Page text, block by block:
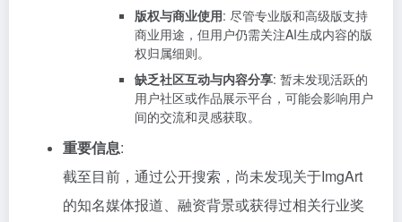
版权与商业使用: 尽管专业版和高级版支持
商业用途，但用户仍需关注AI生成内容的版
权归属细则。
缺乏社区互动与内容分享: 暂未发现活跃的
用户社区或作品展示平台，可能会影响用户
间的交流和灵感获取。
重要信息:
截至目前，通过公开搜索，尚未发现关于ImgArt
的知名媒体报道、融资背景或获得过相关行业奖